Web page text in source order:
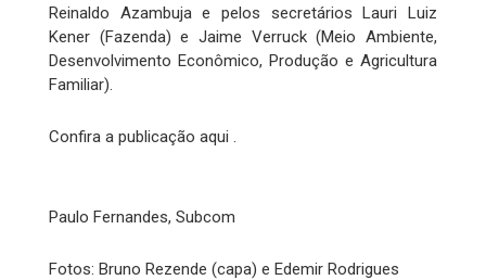
Reinaldo Azambuja e pelos secretários Lauri Luiz
Kener (Fazenda) e Jaime Verruck (Meio Ambiente,
Desenvolvimento Econômico, Produção e Agricultura
Familiar).
Confira a publicação aqui .
Paulo Fernandes, Subcom
Fotos: Bruno Rezende (capa) e Edemir Rodrigues